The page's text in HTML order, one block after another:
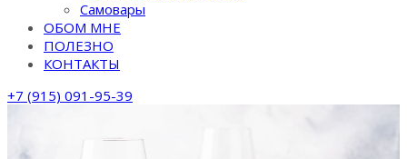
Самовары
ОБОМ МНЕ
ПОЛЕЗНО
КОНТАКТЫ
+7 (915) 091-95-39